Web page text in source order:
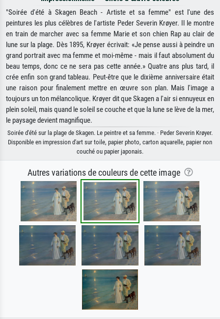
"Soirée d'été à Skagen Beach - Artiste et sa femme" est l'une des
peintures les plus célèbres de l'artiste Peder Severin Krøyer. Il le montre
en train de marcher avec sa femme Marie et son chien Rap au clair de
lune sur la plage. Dès 1895, Krøyer écrivait: «Je pense aussi à peindre un
grand portrait avec ma femme et moi-même - mais il faut absolument du
beau temps, donc ce ne sera pas cette année.» Quatre ans plus tard, il
crée enfin son grand tableau. Peut-être que le dixième anniversaire était
une raison pour finalement mettre en œuvre son plan. Mais l'image a
toujours un ton mélancolique. Krøyer dit que Skagen a l'air si ennuyeux en
plein soleil, mais quand le soleil se couche et que la lune se lève de la mer,
le paysage devient magnifique.
Soirée d'été sur la plage de Skagen. Le peintre et sa femme. · Peder Severin Krøyer.
Disponible en impression d'art sur toile, papier photo, carton aquarelle, papier non
couché ou papier japonais.
Autres variations de couleurs de cette image